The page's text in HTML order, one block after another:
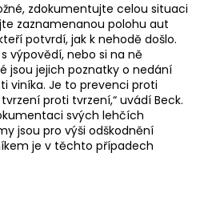
zdokumentujte celou situaci
zaznamenanou polohu aut
potvrdí, jak k nehodě došlo.
výpovědí, nebo si na ně
jsou jejich poznatky o nedání
viníka. Je to prevenci proti
proti tvrzení,“ uvádí Beck.
svých lehčích
jsou pro výši odškodnění
je v těchto případech